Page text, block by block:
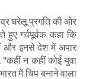
घरेलू प्रगति की ओर
हुए गर्वपूर्वक कहा कि
और इनसे देश में अपार
"कहीं न कहीं कोई युवा
भारत में चिप बनाने वाला